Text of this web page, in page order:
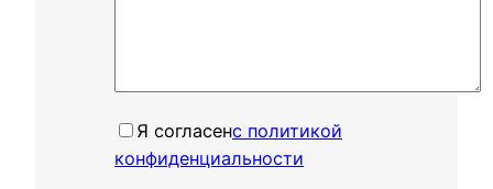
Я согласенㅤс политикой
конфиденциальности